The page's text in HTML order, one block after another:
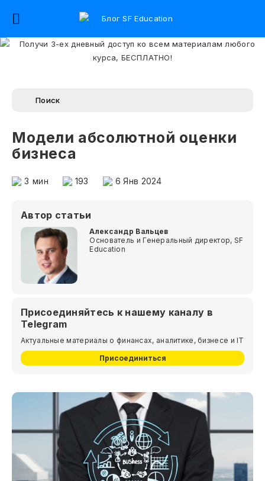
Модели абсолютной оценки
бизнеса
3 мин 193 6 Янв 2024
Автор статьи
Александр Вальцев
Основатель и Генеральный директор, SF
Education
Присоединяйтесь к нашему каналу в
Telegram
Актуальные материалы о финансах, аналитике, бизнесе и IT
Присоединиться